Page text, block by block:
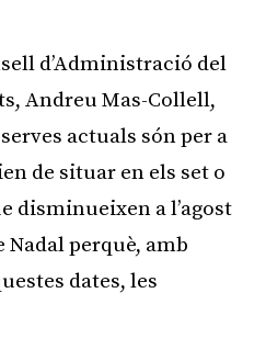
d’Administració del
Andreu Mas-Collell,
actuals són per a
de situar en els set o
disminueixen a l’agost
Nadal perquè, amb
dates, les